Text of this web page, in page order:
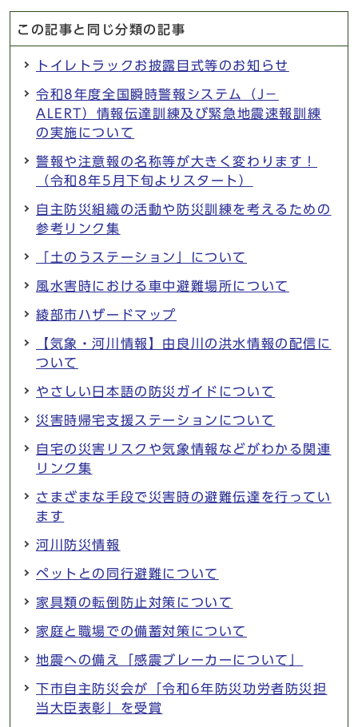
この記事と同じ分類の記事
トイレトラックお披露目式等のお知らせ
令和8年度全国瞬時警報システム（J－
ALERT）情報伝達訓練及び緊急地震速報訓練
の実施について
警報や注意報の名称等が大きく変わります！
（令和8年5月下旬よりスタート）
自主防災組織の活動や防災訓練を考えるための
参考リンク集
「土のうステーション」について
風水害時における車中避難場所について
綾部市ハザードマップ
【気象・河川情報】由良川の洪水情報の配信に
ついて
やさしい日本語の防災ガイドについて
災害時帰宅支援ステーションについて
自宅の災害リスクや気象情報などがわかる関連
リンク集
さまざまな手段で災害時の避難伝達を行ってい
ます
河川防災情報
ペットとの同行避難について
家具類の転倒防止対策について
家庭と職場での備蓄対策について
地震への備え「感震ブレーカーについて」
下市自主防災会が「令和6年防災功労者防災担
当大臣表彰」を受賞